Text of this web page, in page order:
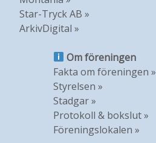
Star-Tryck AB »
ArkivDigital »
Om föreningen
Fakta om föreningen »
Styrelsen »
Stadgar »
Protokoll & bokslut »
Föreningslokalen »